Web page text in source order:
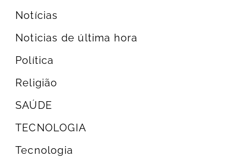
Notícias
Noticias de última hora
Política
Religião
SAÚDE
TECNOLOGIA
Tecnologia